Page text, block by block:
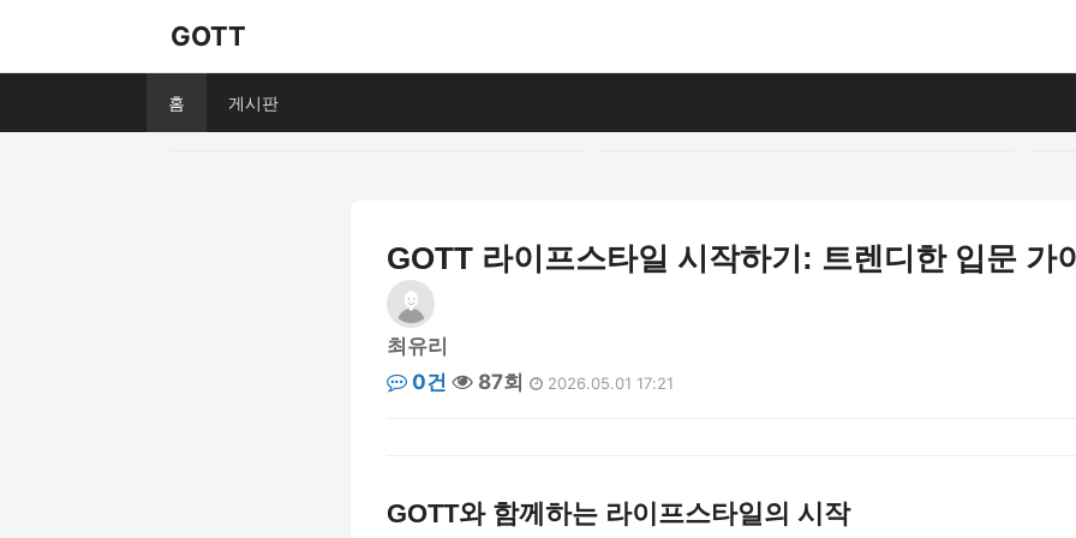
GOTT
홈 게시판
GOTT 라이프스타일 시작하기: 트렌디한 입문 가
최유리
0건
87회 2026.05.01 17:21
GOTT와 함께하는 라이프스타일의 시작